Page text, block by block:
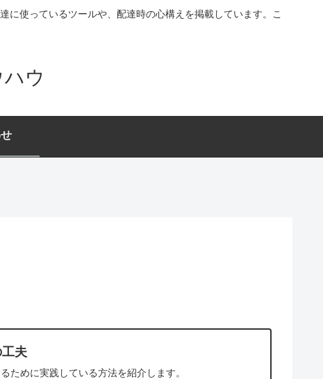
使っているツールや、配達時の心構えを掲載しています。こ
ウ
夫
ために実践している方法を紹介します。